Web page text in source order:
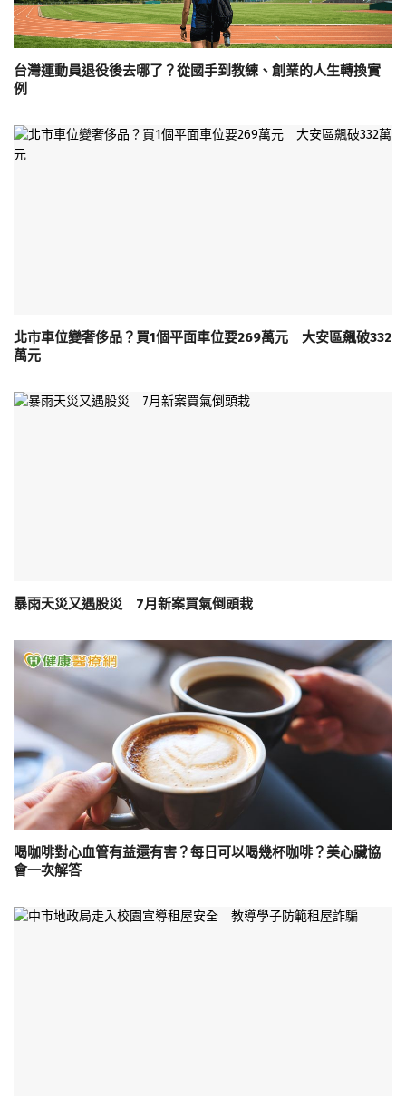
台灣運動員退役後去哪了？從國手到教練、創業的人生轉換實
例
北市車位變奢侈品？買1個平面車位要269萬元 大安區飆破332
萬元
暴雨天災又遇股災 7月新案買氣倒頭栽
喝咖啡對心血管有益還有害？每日可以喝幾杯咖啡？美心臟協
會一次解答